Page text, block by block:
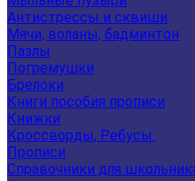
Антистрессы и сквиши
Мячи, воланы, бадминтон
Пазлы
Погремушки
Брелоки
Книги пособия прописи
Книжки
Кроссворды, Ребусы.
Прописи
Справочники для